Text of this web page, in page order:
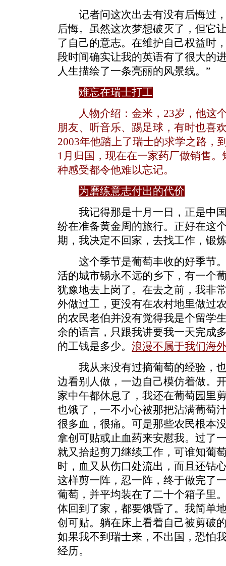
记者问这次出去有没有后悔过，
后悔。虽然这次梦想破灭了，但它
了自己的意志。在维护自己权益时
段时间确实让我的英语有了很大的
人生描绘了一条亮丽的风景线。”
难忘在瑞士打工
人物介绍：金米，23岁，他这
朋友、听音乐、踢足球，有时也喜
2003年他踏上了瑞士的求学之路，
1月归国，现在在一家药厂做销售
种感受都令他难以忘记。
为磨练意志付出的代价
我记得那是十月一日，正是中国
纷在准备黄金周的旅行。正好在这
期，我决定不回家，去找工作，锻
这个季节是葡萄丰收的好季节。
活的城市锡永不远的乡下，有一个
犹豫地去上岗了。在去之前，我非
外做过工，更没有在农村地里做过
的农民老伯并没有觉得我是个留学
余的语言，只跟我讲要我一天完成
的工钱是多少。 浪漫不属于我们海
我从来没有过摘葡萄的经验，也
边看别人做，一边自己模仿着做。
家中午都休息了，我还在葡萄园里
也饿了，一不小心被那把沾满葡萄
很多血，很痛。可是那些农民根本
拿创可贴或止血药来安慰我。过了
就又拾起剪刀继续工作，可谁知葡
时，血又从伤口处流出，而且还钻
这样剪一阵，忍一阵，终于做完了
葡萄，并平均装在了二十个箱子里
体回到了家，都要饿昏了。我简单
创可贴。躺在床上看着自己被剪破
如果我不到瑞士来，不出国，恐怕
经历。